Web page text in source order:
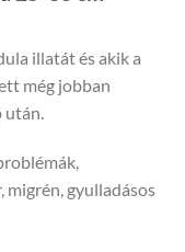
illatát és akik a
még jobban
migrén, gyulladásos